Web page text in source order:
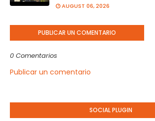
AUGUST 06, 2026
PUBLICAR UN COMENTARIO
0 Comentarios
Publicar un comentario
SOCIAL PLUGIN